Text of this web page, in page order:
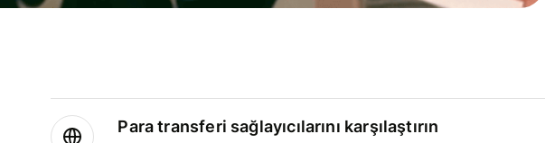
Para transferi sağlayıcılarını karşılaştırın